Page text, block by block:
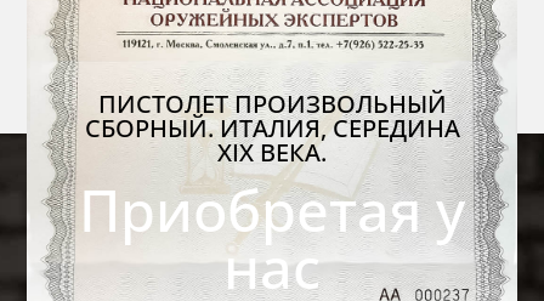
ПИСТОЛЕТ ПРОИЗВОЛЬНЫЙ
СБОРНЫЙ. ИТАЛИЯ, СЕРЕДИНА
XIX ВЕКА.
Приобретая у
нас